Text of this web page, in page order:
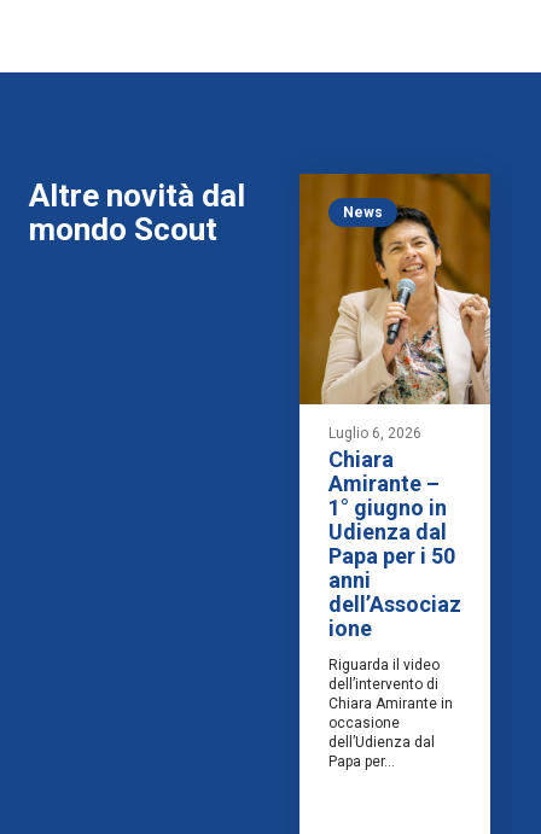
Altre novità dal
mondo Scout
News
Luglio 6, 2026
Chiara
Amirante –
1° giugno in
Udienza dal
Papa per i 50
anni
dell’Associaz
ione
Riguarda il video
dell’intervento di
Chiara Amirante in
occasione
dell’Udienza dal
Papa per...